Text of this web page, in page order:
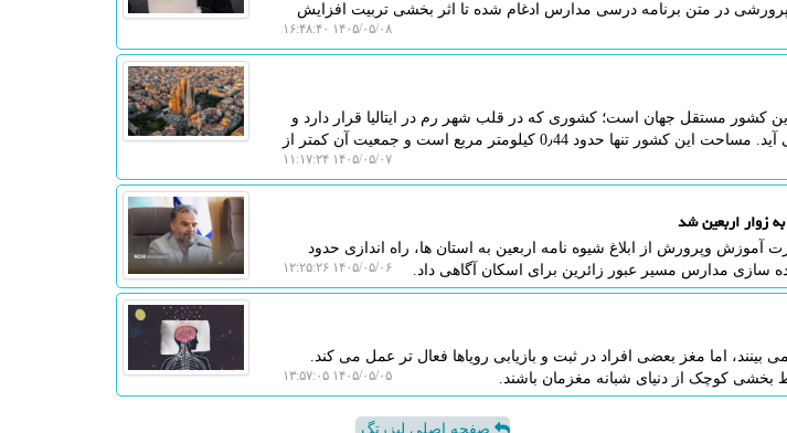
در متن برنامه درسی مدارس ادغام شده تا اثر بخشی تربیت افزایش
۱۴۰۵/۰۵/۰۸ ۱۶:۴۸:۴۰
کشور مستقل جهان است؛ کشوری که در قلب شهر رم در ایتالیا قرار دارد و
مرکز کلیسای کاتولیک جهان به حساب می آید. مساحت این کشور تنها حدود 0٫44 کیلومتر مربع است و جمعیت آن کمتر از
۱۴۰۵/۰۵/۰۷ ۱۱:۱۷:۲۴
آموزش وپرورش از ابلاغ شیوه نامه اربعین به استان ها، راه اندازی حدود
۱۴۰۵/۰۵/۰۶ ۱۲:۲۵:۲۶
اما مغز بعضی افراد در ثبت و بازیابی رویاها فعال تر عمل می کند.
بخشی کوچک از دنیای شبانه مغزمان باشند.
۱۴۰۵/۰۵/۰۵ ۱۳:۵۷:۰۵
صفحه اصلی لیزرتگ